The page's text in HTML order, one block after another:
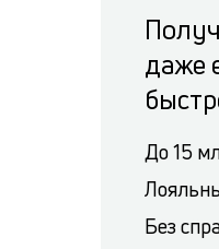
даже
До 15
Без